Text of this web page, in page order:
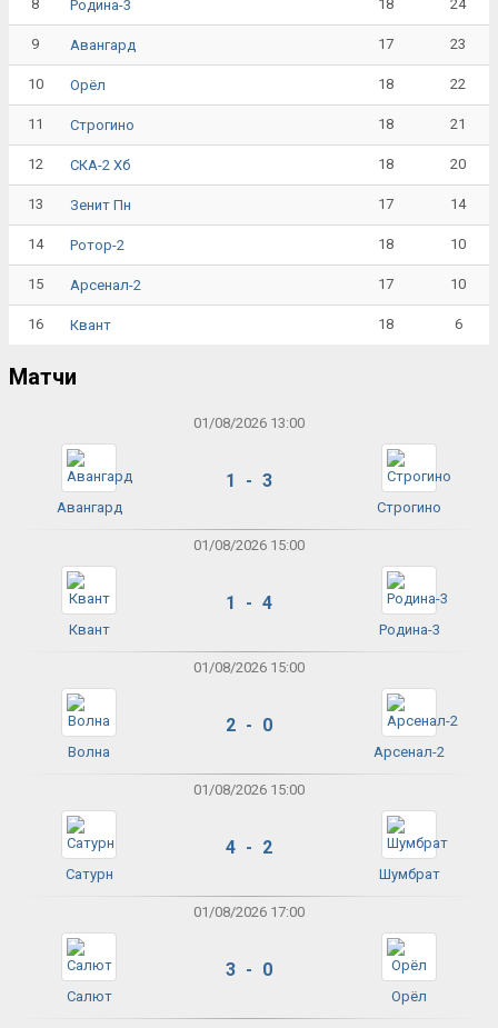
8 Родина-3 18 24
9 Авангард 17 23
10 Орёл 18 22
11 Строгино 18 21
12 СКА-2 Хб 18 20
13 Зенит Пн 17 14
14 Ротор-2 18 10
15 Арсенал-2 17 10
16 Квант 18 6
Матчи
01/08/2026 13:00
Авангард
1 - 3
Строгино
01/08/2026 15:00
Квант
1 - 4
Родина-3
01/08/2026 15:00
Волна
2 - 0
Арсенал-2
01/08/2026 15:00
Сатурн
4 - 2
Шумбрат
01/08/2026 17:00
Салют
3 - 0
Орёл